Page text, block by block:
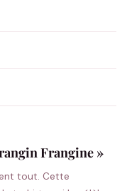
avant fabrication
Frangine »
tout. Cette